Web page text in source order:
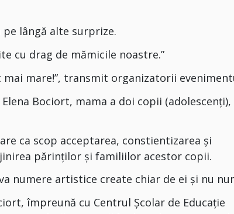
lângă alte surprize.
cu drag de mămicile noastre.”
mare!”, transmit organizatorii
Bociort, mama a doi copii (adolescenți),
ca scop acceptarea, constientizarea și
părinților și familiilor acestor copii.
numere artistice create chiar de ei și nu
împreună cu Centrul Școlar de Educație